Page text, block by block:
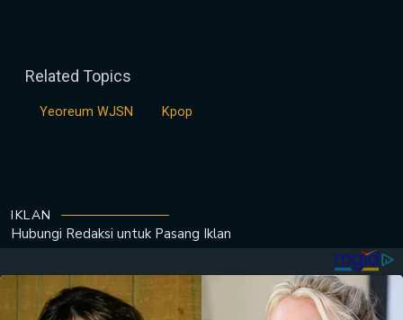
Related Topics
Yeoreum WJSN Kpop
IKLAN
Hubungi Redaksi untuk Pasang Iklan